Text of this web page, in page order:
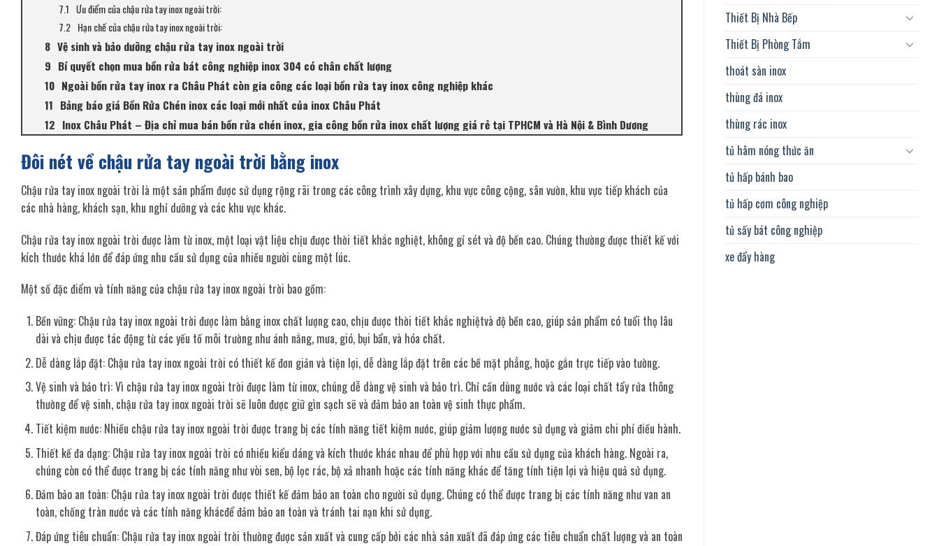
Thiết Bị Nhà Bếp
Thiết Bị Phòng Tắm
thoát sàn inox
thùng đá inox
thùng rác inox
tủ hâm nóng thức ăn
tủ hấp bánh bao
tủ hấp cơm công nghiệp
tủ sấy bát công nghiệp
xe đẩy hàng
Ưu điểm của chậu rửa tay inox ngoài trời:
Hạn chế của chậu rửa tay inox ngoài trời:
Vệ sinh và bảo dưỡng chậu rửa tay inox ngoài trời
Bí quyết chọn mua bồn rửa bát công nghiệp inox 304 có chân chất lượng
Ngoài bồn rửa tay inox ra Châu Phát còn gia công các loại bồn rửa tay inox công nghiệp khác
Bảng báo giá Bồn Rửa Chén inox các loại mới nhất của inox Châu Phát
Inox Châu Phát – Địa chỉ mua bán bồn rửa chén inox, gia công bồn rửa inox chất lượng giá rẻ tại TPHCM và Hà Nội & Bình Dương
Đôi nét về chậu rửa tay ngoài trời bằng inox
Chậu rửa tay inox ngoài trời là một sản phẩm được sử dụng rộng rãi trong các công trình xây dựng, khu vực công cộng, sân vườn, khu vực tiếp khách của
các nhà hàng, khách sạn, khu nghỉ dưỡng và các khu vực khác.
Chậu rửa tay inox ngoài trời được làm từ inox, một loại vật liệu chịu được thời tiết khắc nghiệt, không gỉ sét và độ bền cao. Chúng thường được thiết kế với
kích thước khá lớn để đáp ứng nhu cầu sử dụng của nhiều người cùng một lúc.
Một số đặc điểm và tính năng của chậu rửa tay inox ngoài trời bao gồm:
Bền vững: Chậu rửa tay inox ngoài trời được làm bằng inox chất lượng cao, chịu được thời tiết khắc nghiệtvà độ bền cao, giúp sản phẩm có tuổi thọ lâu
dài và chịu được tác động từ các yếu tố môi trường như ánh nắng, mưa, gió, bụi bẩn, và hóa chất.
Dễ dàng lắp đặt: Chậu rửa tay inox ngoài trời có thiết kế đơn giản và tiện lợi, dễ dàng lắp đặt trên các bề mặt phẳng, hoặc gắn trực tiếp vào tường.
Vệ sinh và bảo trì: Vì chậu rửa tay inox ngoài trời được làm từ inox, chúng dễ dàng vệ sinh và bảo trì. Chỉ cần dùng nước và các loại chất tẩy rửa thông
thường để vệ sinh, chậu rửa tay inox ngoài trời sẽ luôn được giữ gìn sạch sẽ và đảm bảo an toàn vệ sinh thực phẩm.
Tiết kiệm nước: Nhiều chậu rửa tay inox ngoài trời được trang bị các tính năng tiết kiệm nước, giúp giảm lượng nước sử dụng và giảm chi phí điều hành.
Thiết kế đa dạng: Chậu rửa tay inox ngoài trời có nhiều kiểu dáng và kích thước khác nhau để phù hợp với nhu cầu sử dụng của khách hàng. Ngoài ra,
chúng còn có thể được trang bị các tính năng như vòi sen, bộ lọc rác, bộ xả nhanh hoặc các tính năng khác để tăng tính tiện lợi và hiệu quả sử dụng.
Đảm bảo an toàn: Chậu rửa tay inox ngoài trời được thiết kế đảm bảo an toàn cho người sử dụng. Chúng có thể được trang bị các tính năng như van an
toàn, chống tràn nước và các tính năng khácđể đảm bảo an toàn và tránh tai nạn khi sử dụng.
Đáp ứng tiêu chuẩn: Chậu rửa tay inox ngoài trời thường được sản xuất và cung cấp bởi các nhà sản xuất đã đáp ứng các tiêu chuẩn chất lượng và an toàn